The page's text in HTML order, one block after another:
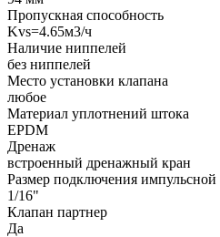
Пропускная способность
Kvs=4.65м3/ч
Наличие ниппелей
без ниппелей
Место установки клапана
любое
Материал уплотнений штока
EPDM
Дренаж
встроенный дренажный кран
Размер подключения импульсной
1/16"
Клапан партнер
Да